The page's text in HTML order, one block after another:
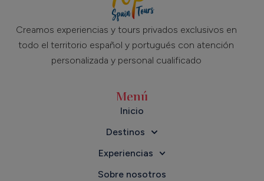
Creamos experiencias y tours privados exclusivos en
todo el territorio español y portugués con atención
personalizada y personal cualificado
Menú
Inicio
Destinos
Experiencias
Sobre nosotros